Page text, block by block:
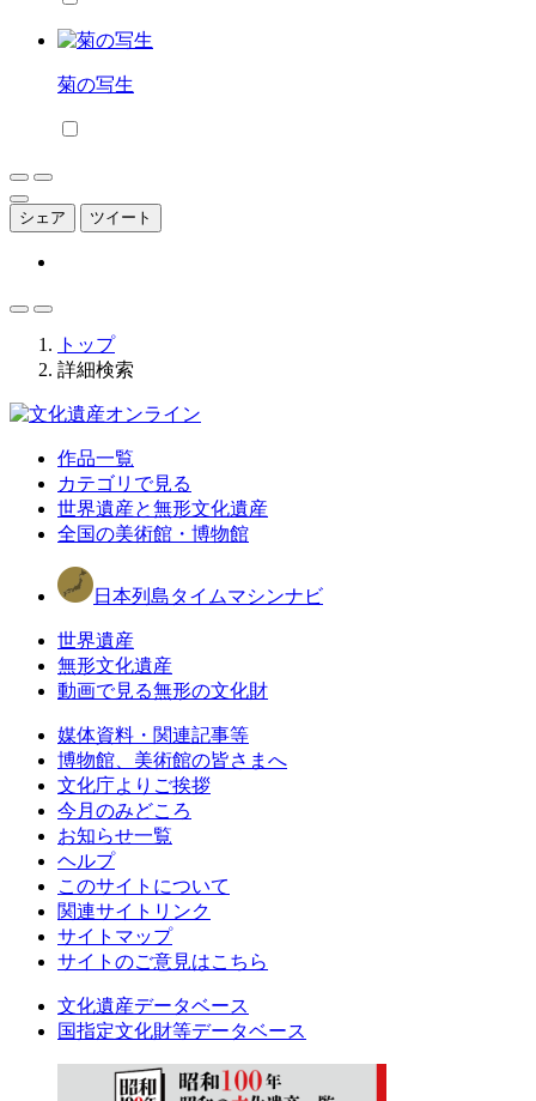
菊の写生
シェア ツイート
トップ
詳細検索
作品一覧
カテゴリで見る
世界遺産と無形文化遺産
全国の美術館・博物館
日本列島タイムマシンナビ
世界遺産
無形文化遺産
動画で見る無形の文化財
媒体資料・関連記事等
博物館、美術館の皆さまへ
文化庁よりご挨拶
今月のみどころ
お知らせ一覧
ヘルプ
このサイトについて
関連サイトリンク
サイトマップ
サイトのご意見はこちら
文化遺産データベース
国指定文化財等データベース